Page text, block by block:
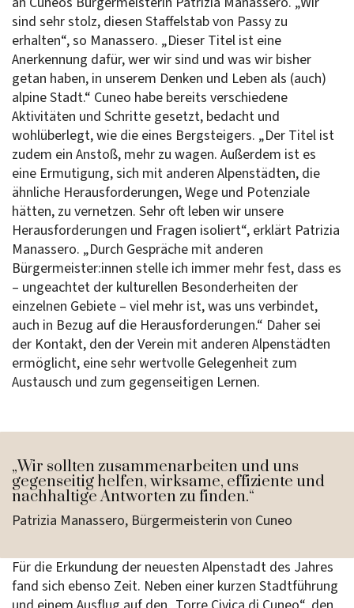
sind sehr stolz, diesen Staffelstab von Passy zu
erhalten“, so Manassero. „Dieser Titel ist eine
Anerkennung dafür, wer wir sind und was wir bisher
getan haben, in unserem Denken und Leben als (auch)
alpine Stadt.“ Cuneo habe bereits verschiedene
Aktivitäten und Schritte gesetzt, bedacht und
wohlüberlegt, wie die eines Bergsteigers. „Der Titel ist
zudem ein Anstoß, mehr zu wagen. Außerdem ist es
eine Ermutigung, sich mit anderen Alpenstädten, die
ähnliche Herausforderungen, Wege und Potenziale
hätten, zu vernetzen. Sehr oft leben wir unsere
Herausforderungen und Fragen isoliert“, erklärt Patrizia
Manassero. „Durch Gespräche mit anderen
Bürgermeister:innen stelle ich immer mehr fest, dass es
– ungeachtet der kulturellen Besonderheiten der
einzelnen Gebiete – viel mehr ist, was uns verbindet,
auch in Bezug auf die Herausforderungen.“ Daher sei
der Kontakt, den der Verein mit anderen Alpenstädten
ermöglicht, eine sehr wertvolle Gelegenheit zum
Austausch und zum gegenseitigen Lernen.
„Wir sollten zusammenarbeiten und uns
gegenseitig helfen, wirksame, effiziente und
nachhaltige Antworten zu finden.“
Patrizia Manassero, Bürgermeisterin von Cuneo
Für die Erkundung der neuesten Alpenstadt des Jahres
fand sich ebenso Zeit. Neben einer kurzen Stadtführung